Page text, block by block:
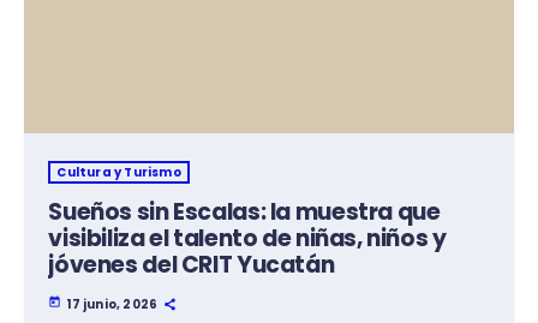
Cultura y Turismo
Sueños sin Escalas: la muestra que
visibiliza el talento de niñas, niños y
jóvenes del CRIT Yucatán
today 17 junio, 2026